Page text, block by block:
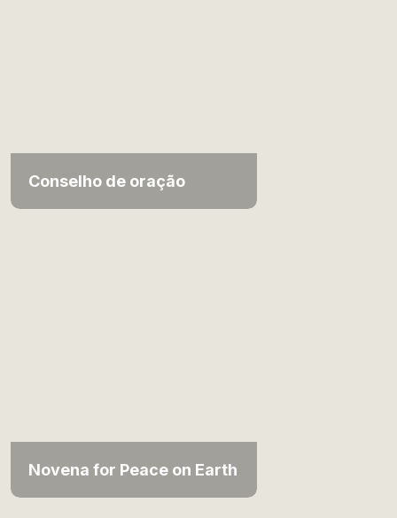
Conselho de oração
Novena for Peace on Earth